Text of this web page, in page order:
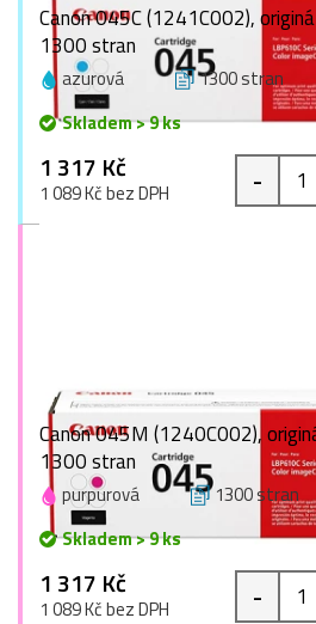
Canon 045C (1241C002),
1300 stran
azurová 1300 stran
Skladem > 9 ks
1 317 Kč
1 089 Kč bez DPH -
Canon 045M (1240C002),
1300 stran
purpurová 1300 stran
Skladem > 9 ks
1 317 Kč
1 089 Kč bez DPH -